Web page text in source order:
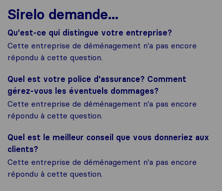
Sirelo demande...
Qu'est-ce qui distingue votre entreprise?
Cette entreprise de déménagement n'a pas encore
répondu à cette question.
Quel est votre police d'assurance? Comment
gérez-vous les éventuels dommages?
Cette entreprise de déménagement n'a pas encore
répondu à cette question.
Quel est le meilleur conseil que vous donneriez aux
clients?
Cette entreprise de déménagement n'a pas encore
répondu à cette question.